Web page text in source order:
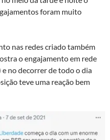
foram muito
nas redes criado também
o engajamento em rede
no decorrer de todo o dia
teve uma reação bem